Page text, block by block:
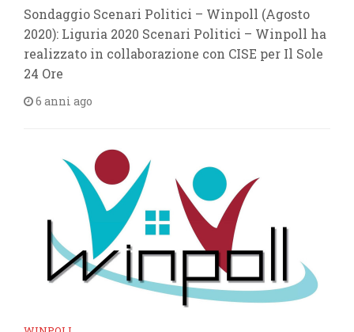
Sondaggio Scenari Politici – Winpoll (Agosto
2020): Liguria 2020 Scenari Politici – Winpoll ha
realizzato in collaborazione con CISE per Il Sole
24 Ore
6 anni ago